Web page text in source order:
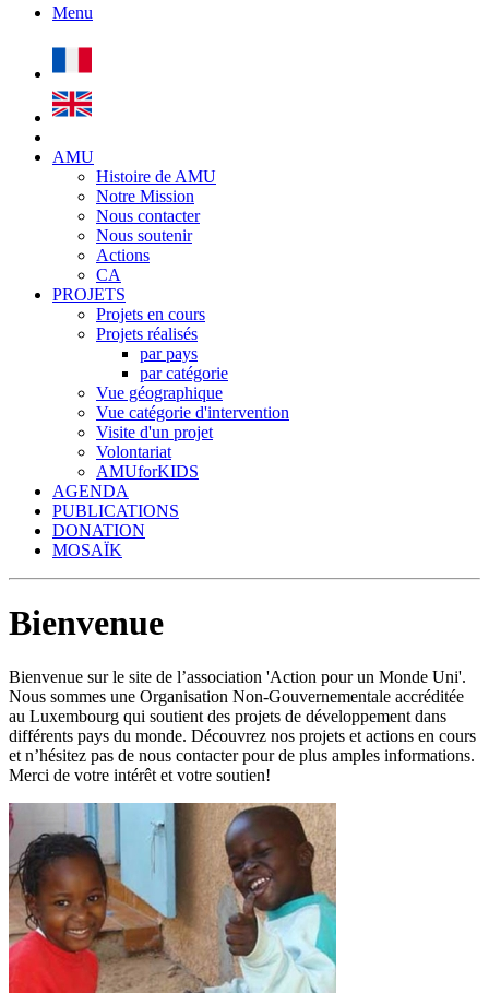
Menu
AMU
Histoire de AMU
Notre Mission
Nous contacter
Nous soutenir
Actions
CA
PROJETS
Projets en cours
Projets réalisés
par pays
par catégorie
Vue géographique
Vue catégorie d'intervention
Visite d'un projet
Volontariat
AMUforKIDS
AGENDA
PUBLICATIONS
DONATION
MOSAÏK
Bienvenue
Bienvenue sur le site de l’association 'Action pour un Monde Uni'.
Nous sommes une Organisation Non-Gouvernementale accréditée
au Luxembourg qui soutient des projets de développement dans
différents pays du monde. Découvrez nos projets et actions en cours
et n’hésitez pas de nous contacter pour de plus amples informations.
Merci de votre intérêt et votre soutien!